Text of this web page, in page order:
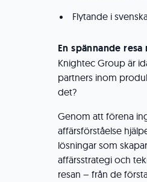
Flytande i
En spännande
Knightec Group är
partners inom
det?
Genom att förena
affärsförståelse
lösningar som
affärsstrategi och
resan – från de